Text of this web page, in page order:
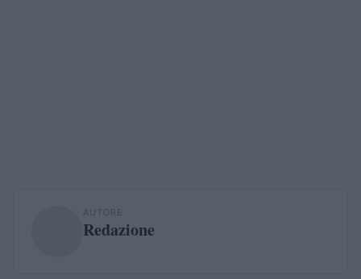
AUTORE
Redazione